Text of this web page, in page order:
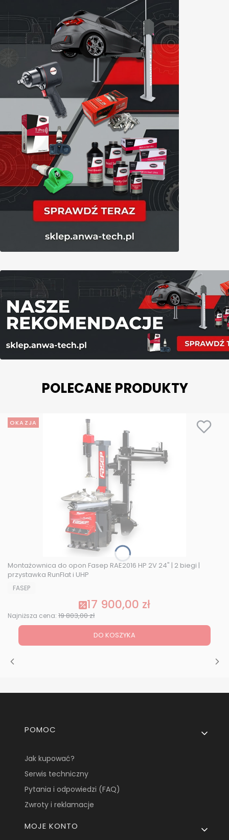
POLECANE PRODUKTY
OKAZJA
Montażownica do opon Fasep RAE2016 HP 2V 24" | 2 biegi |
przystawka RunFlat i UHP
PRODUCENT
FASEP
Cena promocyjna
17 900,00 zł
Najniższa cena: 19 803,00 zł
DO KOSZYKA
Linki w stopce
POMOC
Jak kupować?
Serwis techniczny
Pytania i odpowiedzi (FAQ)
Zwroty i reklamacje
MOJE KONTO